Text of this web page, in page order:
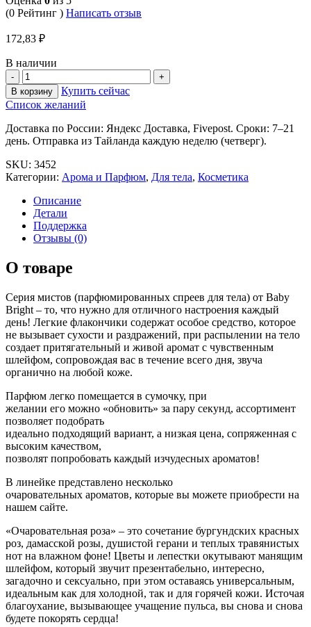
(0 Рейтинг ) Написать отзыв
172,83 ₽
В наличии
В корзину
Купить сейчас
Список желаний
Доставка по России: Яндекс Доставка, Fivepost. Сроки: 7–21
день. Отправка из Тайланда каждую неделю (четверг).
SKU: 3452
Категории: Арома и Парфюм, Для тела, Косметика
Описание
Детали
Поддержка
Отзывы (0)
О товаре
Серия мистов (парфюмированных спреев для тела) от Baby
Bright – то, что нужно для отличного настроения каждый
день! Легкие флакончики содержат особое средство, которое
не вызывает сухости и раздражений, при распылении на тело
создает притягательный и живой аромат с чувственным
шлейфом, сопровождая вас в течение всего дня, звуча
органично на любой коже.
Парфюм легко помещается в сумочку, при
желании его можно «обновить» за пару секунд, ассортимент
позволяет подобрать
идеально подходящий вариант, а низкая цена, сопряженная с
высоким качеством,
позволят попробовать каждый изчудесных ароматов!
В линейке представлено несколько
очаровательных ароматов, которые вы можете приобрести на
нашем сайте.
«Очаровательная роза» – это сочетание бургундских красных
роз, дамасской розы, душистой герани и теплых травянистых
нот на влажном фоне! Цветы и лепестки окутывают манящим
шлейфом, который звучит презентабельно, интересно,
загадочно и сексуально, при этом оставаясь универсальным,
идеальным как для холодной, так и для горячей кожи. Источая
благоухание, вызывающее учащение пульса, вы снова и снова
будете покорять сердца!